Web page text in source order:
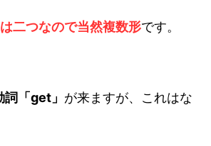
二つなので当然複数形です。
詞「get」 が来ますが、これはな